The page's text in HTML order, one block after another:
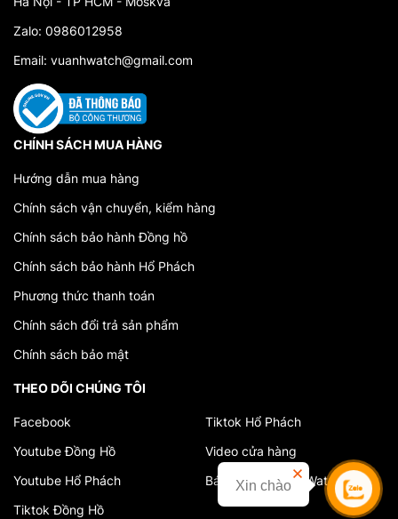
Zalo: 0986012958
Email: vuanhwatch@gmail.com
CHÍNH SÁCH MUA HÀNG
Hướng dẫn mua hàng
Chính sách vận chuyển, kiểm hàng
Chính sách bảo hành Đồng hồ
Chính sách bảo hành Hổ Phách
Phương thức thanh toán
Chính sách đổi trả sản phẩm
Chính sách bảo mật
THEO DÕI CHÚNG TÔI
Facebook
Youtube Đồng Hồ
Youtube Hổ Phách
Tiktok Đồng Hồ
Tiktok Hổ Phách
Video cửa hàng
Báo chí về VuAnhWatch
Xin chào